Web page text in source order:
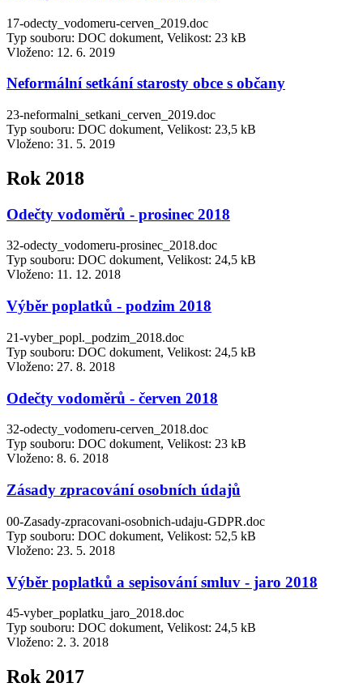
17-odecty_vodomeru-cerven_2019.doc
Typ souboru: DOC dokument, Velikost: 23 kB
Vloženo: 12. 6. 2019
Neformální setkání starosty obce s občany
23-neformalni_setkani_cerven_2019.doc
Typ souboru: DOC dokument, Velikost: 23,5 kB
Vloženo: 31. 5. 2019
Rok 2018
Odečty vodoměrů - prosinec 2018
32-odecty_vodomeru-prosinec_2018.doc
Typ souboru: DOC dokument, Velikost: 24,5 kB
Vloženo: 11. 12. 2018
Výběr poplatků - podzim 2018
21-vyber_popl._podzim_2018.doc
Typ souboru: DOC dokument, Velikost: 24,5 kB
Vloženo: 27. 8. 2018
Odečty vodoměrů - červen 2018
32-odecty_vodomeru-cerven_2018.doc
Typ souboru: DOC dokument, Velikost: 23 kB
Vloženo: 8. 6. 2018
Zásady zpracování osobních údajů
00-Zasady-zpracovani-osobnich-udaju-GDPR.doc
Typ souboru: DOC dokument, Velikost: 52,5 kB
Vloženo: 23. 5. 2018
Výběr poplatků a sepisování smluv - jaro 2018
45-vyber_poplatku_jaro_2018.doc
Typ souboru: DOC dokument, Velikost: 24,5 kB
Vloženo: 2. 3. 2018
Rok 2017